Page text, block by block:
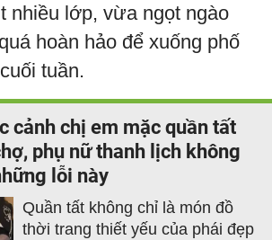
nhiều lớp, vừa ngọt ngào
hoàn hảo để xuống phố
tuần.
cảnh chị em mặc quần tất
phụ nữ thanh lịch không
lỗi này
Quần tất không chỉ là món đồ
thời trang thiết yếu của phái đẹp